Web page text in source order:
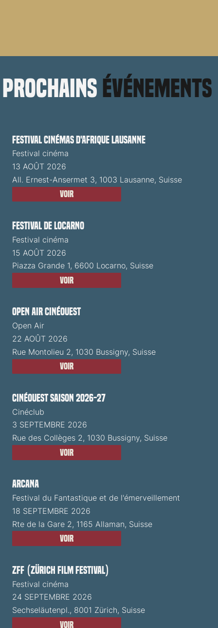
prochains événements
Festival cinémas d'Afrique Lausanne
Festival cinéma
13 AOÛT 2026
All. Ernest-Ansermet 3, 1003 Lausanne, Suisse
Voir
Festival de Locarno
Festival cinéma
15 AOÛT 2026
Piazza Grande 1, 6600 Locarno, Suisse
Voir
Open Air CinéOuest
Open Air
22 AOÛT 2026
Rue Montolieu 2, 1030 Bussigny, Suisse
Voir
CinéOuest Saison 2026-27
Cinéclub
3 SEPTEMBRE 2026
Rue des Collèges 2, 1030 Bussigny, Suisse
Voir
ARCANA
Festival du Fantastique et de l'émerveillement
18 SEPTEMBRE 2026
Rte de la Gare 2, 1165 Allaman, Suisse
Voir
ZFF (Zürich Film Festival)
Festival cinéma
24 SEPTEMBRE 2026
Sechseläutenpl., 8001 Zürich, Suisse
Voir